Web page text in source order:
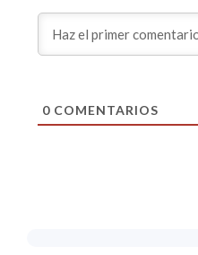
0COMENTARIOS